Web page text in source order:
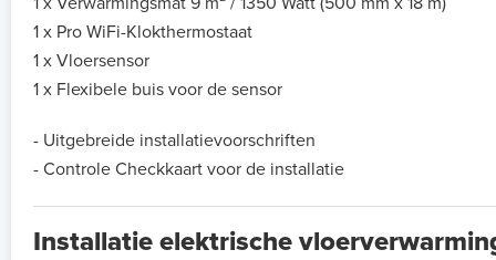
1 x Pro WiFi-Klokthermostaat
1 x Vloersensor
1 x Flexibele buis voor de sensor
- Uitgebreide installatievoorschriften
- Controle Checkkaart voor de installatie
Installatie elektrische